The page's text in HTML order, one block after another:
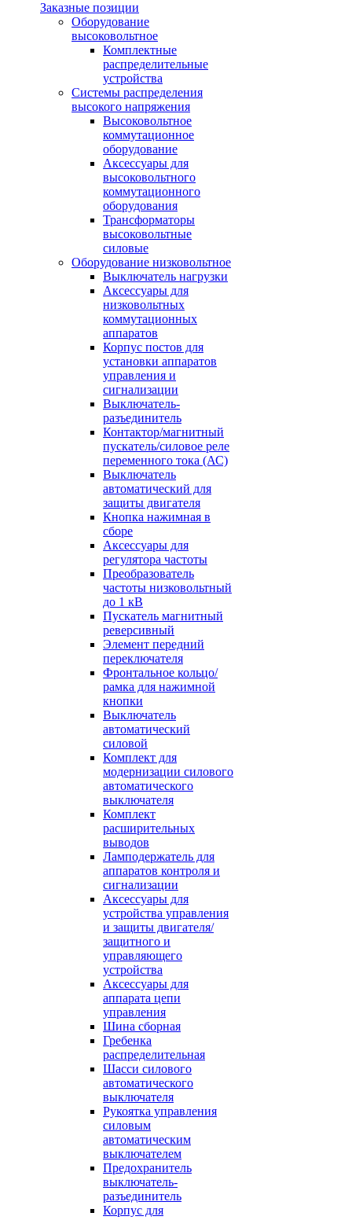
Заказные позиции
Оборудование
высоковольтное
Комплектные
распределительные
устройства
Системы распределения
высокого напряжения
Высоковольтное
коммутационное
оборудование
Аксессуары для
высоковольтного
коммутационного
оборудования
Трансформаторы
высоковольтные
силовые
Оборудование низковольтное
Выключатель нагрузки
Аксессуары для
низковольтных
коммутационных
аппаратов
Корпус постов для
установки аппаратов
управления и
сигнализации
Выключатель-
разъединитель
Контактор/магнитный
пускатель/силовое реле
переменного тока (АС)
Выключатель
автоматический для
защиты двигателя
Кнопка нажимная в
сборе
Аксессуары для
регулятора частоты
Преобразователь
частоты низковольтный
до 1 кВ
Пускатель магнитный
реверсивный
Элемент передний
переключателя
Фронтальное кольцо/
рамка для нажимной
кнопки
Выключатель
автоматический
силовой
Комплект для
модернизации силового
автоматического
выключателя
Комплект
расширительных
выводов
Ламподержатель для
аппаратов контроля и
сигнализации
Аксессуары для
устройства управления
и защиты двигателя/
защитного и
управляющего
устройства
Аксессуары для
аппарата цепи
управления
Шина сборная
Гребенка
распределительная
Шасси силового
автоматического
выключателя
Рукоятка управления
силовым
автоматическим
выключателем
Предохранитель
выключатель-
разъединитель
Корпус для